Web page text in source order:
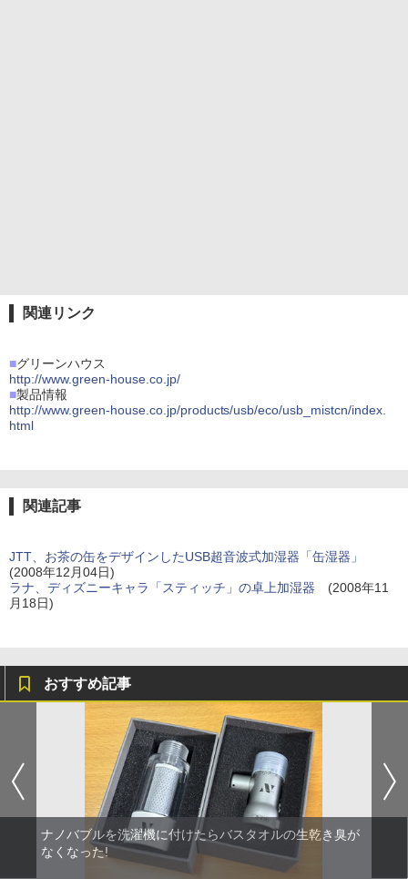
関連リンク
■グリーンハウス
http://www.green-house.co.jp/
■製品情報
http://www.green-house.co.jp/products/usb/eco/usb_mistcn/index.
html
関連記事
JTT、お茶の缶をデザインしたUSB超音波式加湿器「缶湿器」
(2008年12月04日)
ラナ、ディズニーキャラ「スティッチ」の卓上加湿器 (2008年11
月18日)
おすすめ記事
ナノバブルを洗濯機に付けたらバスタオルの生乾き臭が
なくなった!